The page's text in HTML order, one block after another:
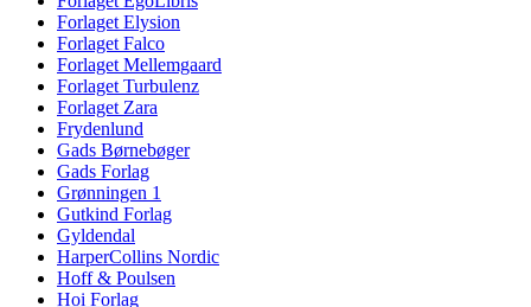
Forlaget Elysion
Forlaget Falco
Forlaget Mellemgaard
Forlaget Turbulenz
Forlaget Zara
Frydenlund
Gads Børnebøger
Gads Forlag
Grønningen 1
Gutkind Forlag
Gyldendal
HarperCollins Nordic
Hoff & Poulsen
Hoi Forlag